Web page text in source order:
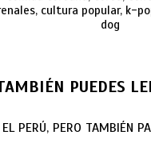
cultura popular, k-
dog
PUEDES
PERÚ, PERO TAMBIÉN